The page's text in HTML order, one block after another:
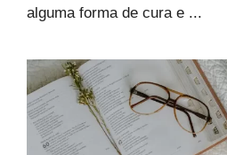
alguma forma de cura e ...